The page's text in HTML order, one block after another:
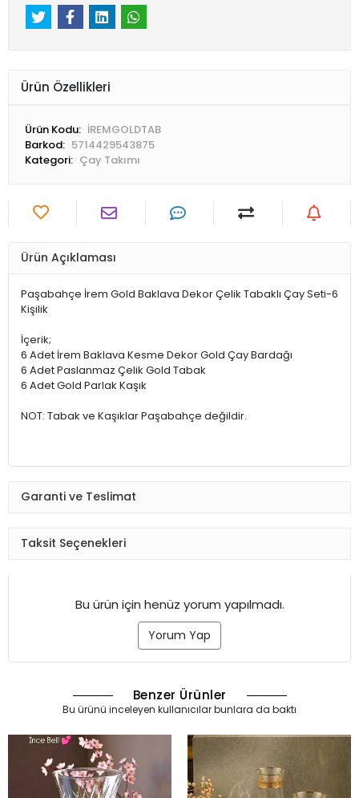
Ürün Özellikleri
Ürün Kodu: İREMGOLDTAB
Barkod: 5714429543875
Kategori: Çay Takımı
Ürün Açıklaması
Paşabahçe İrem Gold Baklava Dekor Çelik Tabaklı Çay Seti-6
Kişilik
İçerik;
6 Adet İrem Baklava Kesme Dekor Gold Çay Bardağı
6 Adet Paslanmaz Çelik Gold Tabak
6 Adet Gold Parlak Kaşık
NOT: Tabak ve Kaşıklar Paşabahçe değildir.
Garanti ve Teslimat
Taksit Seçenekleri
Bu ürün için henüz yorum yapılmadı.
Yorum Yap
Benzer Ürünler
Bu ürünü inceleyen kullanıcılar bunlara da baktı